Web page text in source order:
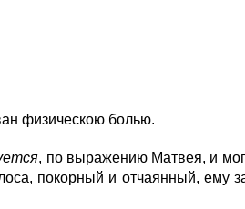
физическою болью.
, по выражению Матвея, и мог
покорный и отчаянный, ему